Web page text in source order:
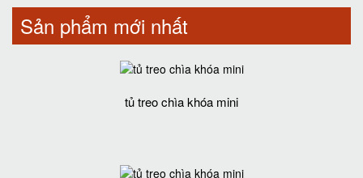
Sản phẩm mới nhất
tủ treo chìa khóa mini